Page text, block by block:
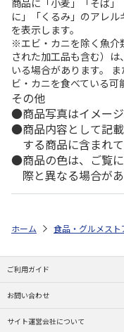
商品に「小麦」「そば
に」「くるみ」のアレ
を表示します。
※エビ・カニを除く魚介
された加工品も含む）
いる場合があります。
ビ・カニを食べている可
その他
商品写真はイメージ
商品内容として記
する商品に含まれ
商品の色は、ご覧
際と異なる場合があ
ホーム 食品・グルメスト
ご利用ガイド
お問い合わせ
サイト運営会社について